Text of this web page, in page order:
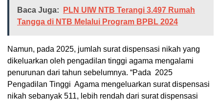
Baca Juga:
PLN UIW NTB Terangi 3.497 Rumah
Tangga di NTB Melalui Program BPBL 2024
Namun, pada 2025, jumlah surat dispensasi nikah yang
dikeluarkan oleh pengadilan tinggi agama mengalami
penurunan dari tahun sebelumnya. “Pada 2025
Pengadilan Tinggi Agama mengeluarkan surat dispensasi
nikah sebanyak 511, lebih rendah dari surat dispensasi